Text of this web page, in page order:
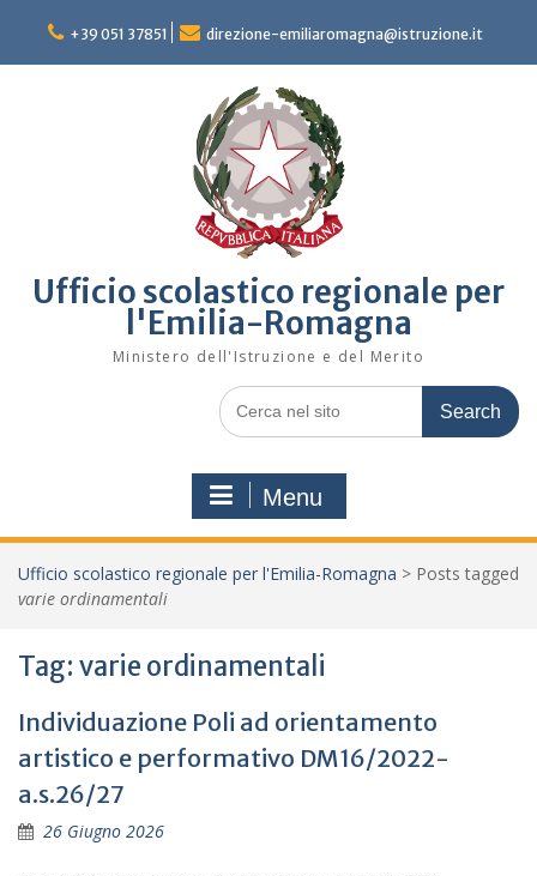
content
+39 051 37851 direzione-emiliaromagna@istruzione.it
Ufficio scolastico regionale per
l'Emilia-Romagna
Ministero dell'Istruzione e del Merito
Search
for:
Menu
Ufficio scolastico regionale per l'Emilia-Romagna > Posts tagged
varie ordinamentali
Tag: varie ordinamentali
Individuazione Poli ad orientamento
artistico e performativo DM16/2022-
a.s.26/27
26 Giugno 2026